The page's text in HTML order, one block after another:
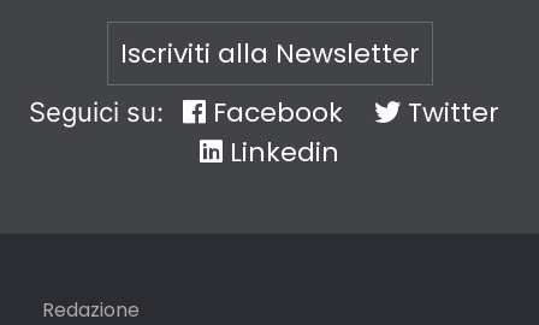
Iscriviti alla Newsletter
Seguici su: Facebook
Twitter
Linkedin
Redazione